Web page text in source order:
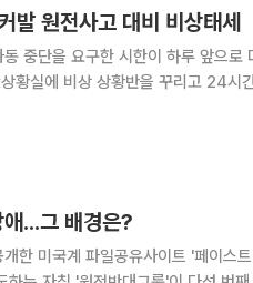
발 원전사고 대비 비상태세
동 중단을 요구한 시한이 하루 앞으
황실에 비상 상황반을 꾸리고 24시
...그 배경은?
한 미국계 파일공유사이트 '페이스